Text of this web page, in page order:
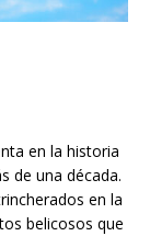
en la historia
de una década.
en la
belicosos que